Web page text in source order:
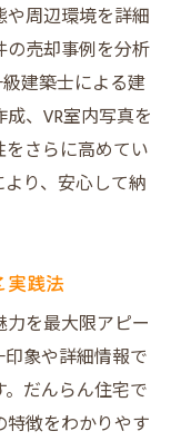
周辺環境を詳細
の売却事例を分析
建築士による建
、VR室内写真を
さらに高めてい
り、安心して納
実践法
を最大限アピー
象や詳細情報で
だんらん住宅で
徴をわかりやす